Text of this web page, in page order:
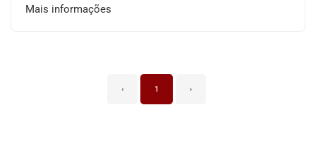
Mais informações
‹ 1 ›